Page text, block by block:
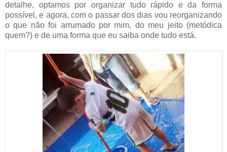
detalhe, optamos por organizar tudo rápido e da forma
possível, e agora, com o passar dos dias vou reorganizando
o que não foi arrumado por mim, do meu jeito (metódica
quem?) e de uma forma que eu saiba onde tudo está.